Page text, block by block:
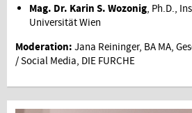
Mag. Dr. Karin S. Wozonig, Ph.D.,
Universität Wien
Moderation: Jana Reininger, BA MA,
/ Social Media, DIE FURCHE